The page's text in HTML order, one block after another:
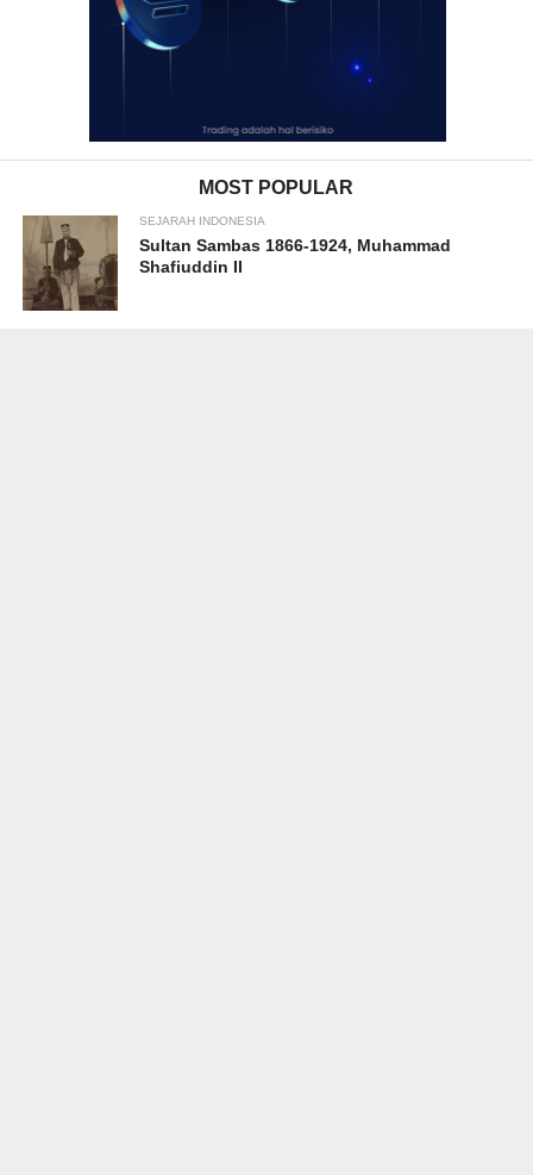
MOST POPULAR
SEJARAH INDONESIA
Sultan Sambas 1866-1924, Muhammad
Shafiuddin II